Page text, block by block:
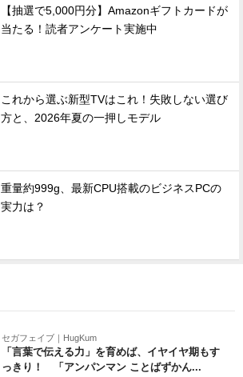
【抽選で5,000円分】Amazonギフトカードが
当たる！読者アンケート実施中
これから選ぶ新型TVはこれ！失敗しない選び
方と、2026年夏の一押しモデル
重量約999g、最新CPU搭載のビジネスPCの
実力は？
セガフェイブ｜HugKum
「言葉で伝える力」を育めば、イヤイヤ期もす
っきり！ 「アンパンマン ことばずかん...